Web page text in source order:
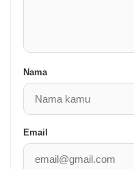
Nama
Email